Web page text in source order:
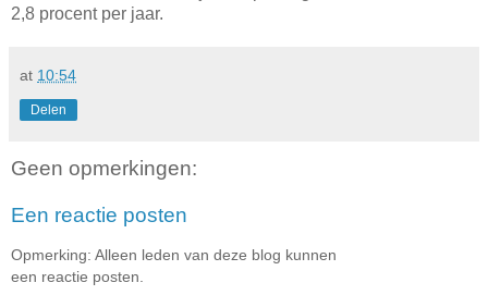
2,8 procent per jaar.
at 10:54
Delen
Geen opmerkingen:
Een reactie posten
Opmerking: Alleen leden van deze blog kunnen
een reactie posten.